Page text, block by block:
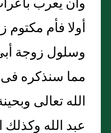
أولا فأم
وسلول زوجة
مما سنذكره
الله تعالى
عبد الله